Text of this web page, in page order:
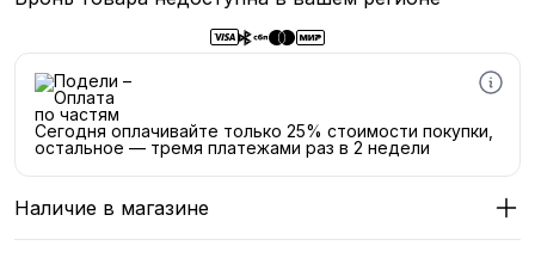
Сегодня оплачивайте только 25% стоимости покупки,
остальное — тремя платежами раз в 2 недели
Наличие в магазине